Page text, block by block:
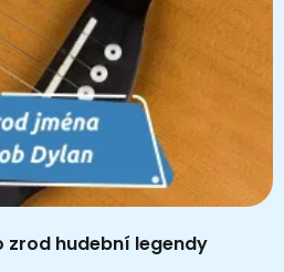
zrod hudební legendy